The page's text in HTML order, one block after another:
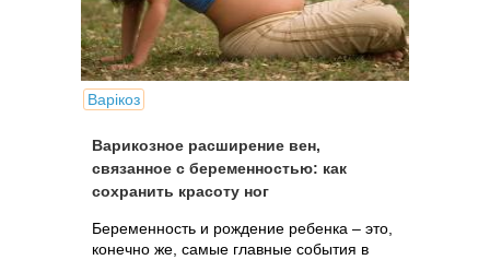
Варікоз
Варикозное расширение вен,
связанное с беременностью: как
сохранить красоту ног
Беременность и рождение ребенка – это,
конечно же, самые главные события в